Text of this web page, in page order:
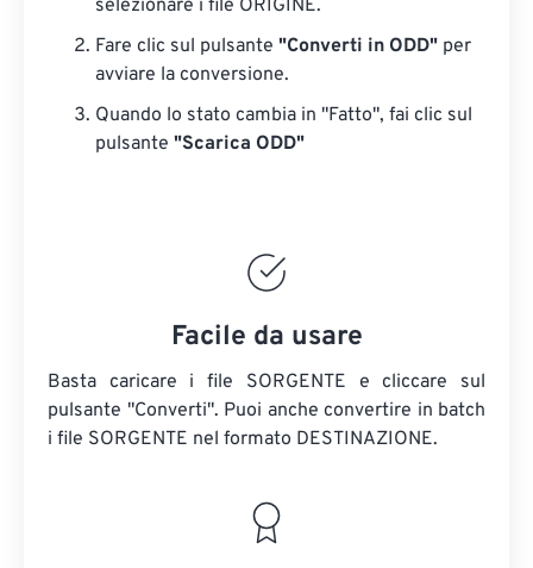
selezionare i file ORIGINE.
Fare clic sul pulsante "Converti in ODD" per
avviare la conversione.
Quando lo stato cambia in "Fatto", fai clic sul
pulsante "Scarica ODD"
Facile da usare
Basta caricare i file SORGENTE e cliccare sul
pulsante "Converti". Puoi anche convertire in batch
i file SORGENTE nel formato DESTINAZIONE.